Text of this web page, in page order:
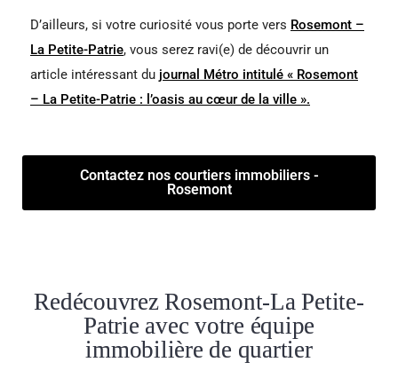
D’ailleurs, si votre curiosité vous porte vers Rosemont –
La Petite-Patrie, vous serez ravi(e) de découvrir un
article intéressant du journal Métro intitulé « Rosemont
– La Petite-Patrie : l’oasis au cœur de la ville ».
Contactez nos courtiers immobiliers -
Rosemont
Redécouvrez Rosemont-La Petite-
Patrie avec votre équipe
immobilière de quartier